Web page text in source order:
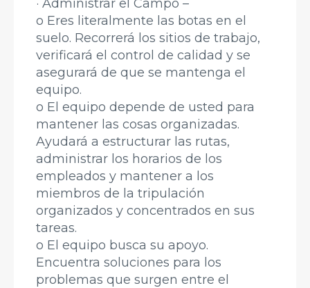
· Administrar el Campo –
o Eres literalmente las botas en el
suelo. Recorrerá los sitios de trabajo,
verificará el control de calidad y se
asegurará de que se mantenga el
equipo.
o El equipo depende de usted para
mantener las cosas organizadas.
Ayudará a estructurar las rutas,
administrar los horarios de los
empleados y mantener a los
miembros de la tripulación
organizados y concentrados en sus
tareas.
o El equipo busca su apoyo.
Encuentra soluciones para los
problemas que surgen entre el